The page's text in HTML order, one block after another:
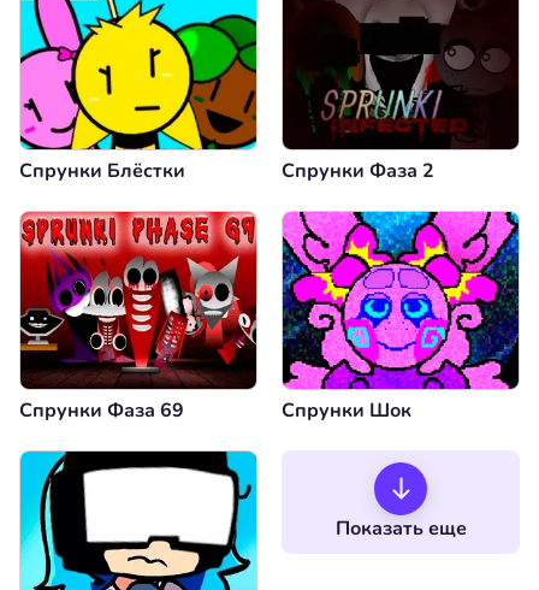
Спрунки Блёстки Спрунки Фаза 2
Спрунки Фаза 69 Спрунки Шок
Показать еще